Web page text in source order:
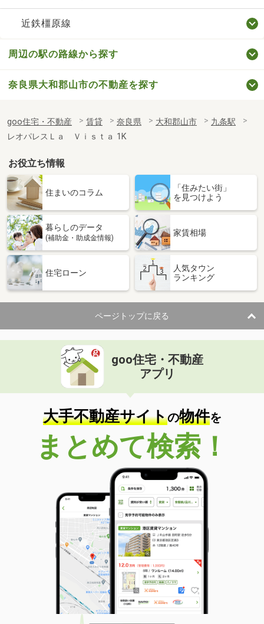
近鉄橿原線
周辺の駅の路線から探す
奈良県大和郡山市の不動産を探す
goo住宅・不動産 賃貸 奈良県 大和郡山市
九条駅
レオパレスＬａ Ｖｉｓｔａ 1K
お役立ち情報
住まいのコラム
「住みたい街」
を見つけよう
暮らしのデータ
(補助金・助成金情報)
家賃相場
住宅ローン
人気タウン
ランキング
ページトップに戻る
goo住宅・不動産
アプリ
大手不動産サイトの物件を
まとめて検索！